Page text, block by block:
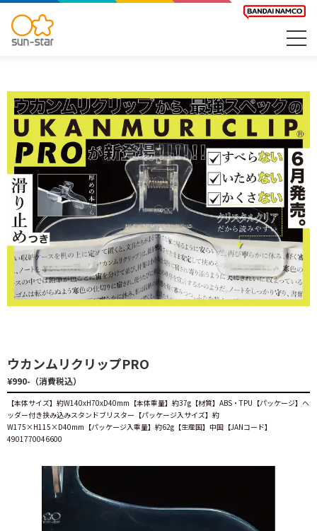
ウカンムリクリップPRO
¥990-（消費税込）
【本体サイズ】約W140xH70xD40mm【本体重量】約37g【材質】ABS・TPU【パッケージ】ヘ
ッダー付き挟み込みスタンドブリスター【パッケージ入サイズ】約
W175×H115×D40mm【パッケージ入重量】約62g【生産国】中国【JANコード】
4901770046600